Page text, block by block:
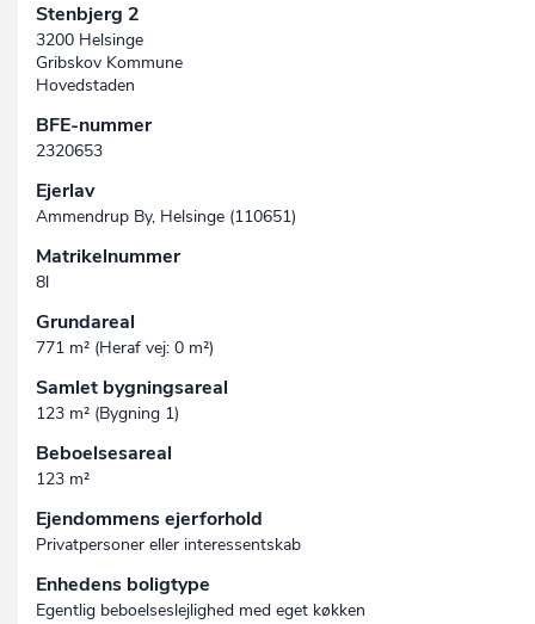
Stenbjerg 2
3200 Helsinge
Gribskov Kommune
Hovedstaden
BFE-nummer
2320653
Ejerlav
Ammendrup By, Helsinge (110651)
Matrikelnummer
8l
Grundareal
771 m² (Heraf vej: 0 m²)
Samlet bygningsareal
123 m² (Bygning 1)
Beboelsesareal
123 m²
Ejendommens ejerforhold
Privatpersoner eller interessentskab
Enhedens boligtype
Egentlig beboelseslejlighed med eget køkken